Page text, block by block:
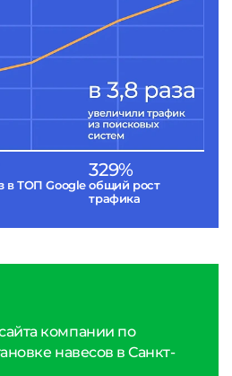
в ТОП Google
329%
общий рост
трафика
компании по
навесов в Санкт-